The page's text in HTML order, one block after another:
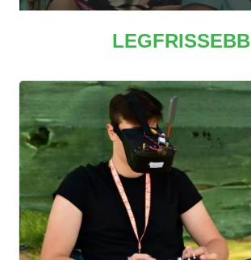
LEGFRISSEBB